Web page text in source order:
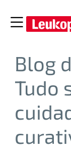
Blog
Tudo